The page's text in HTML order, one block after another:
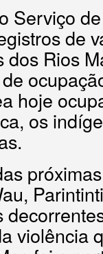
Serviço
de
dos Rios
hoje
os
violência